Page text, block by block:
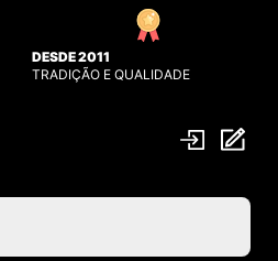
DESDE 2011
TRADIÇÃO E QUALIDADE